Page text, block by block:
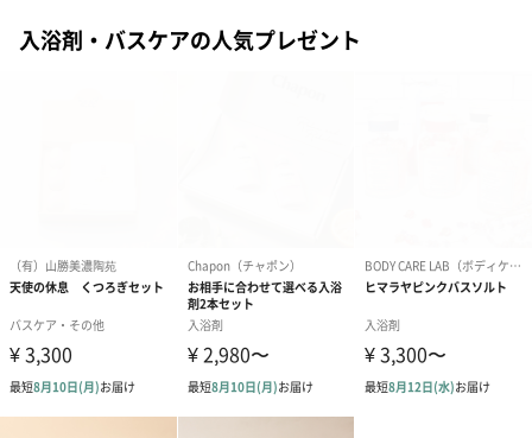
円）
ク）M（550円）
短冊のし
商品の形質上、短冊型の熨斗紙で対応させていただいておりま
す。
入浴剤・バスケアの人気プレゼント